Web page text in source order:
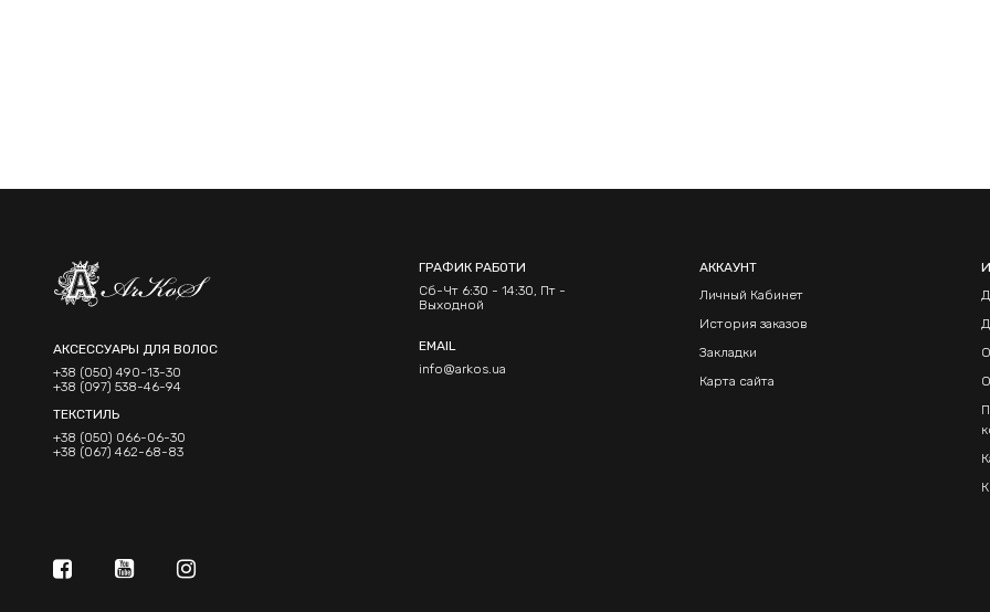
АКСЕССУАРЫ ДЛЯ ВОЛОС
+38 (050) 490-13-30
+38 (097) 538-46-94
ТЕКСТИЛЬ
+38 (050) 066-06-30
+38 (067) 462-68-83
ГРАФИК РАБОТИ
Сб-Чт 6:30 - 14:30, Пт -
Выходной
EMAIL
info@arkos.ua
АККАУНТ
Личный Кабинет
История заказов
Закладки
Карта сайта